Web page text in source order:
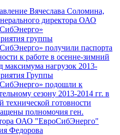
Вячеслава Соломина,
директора ОАО
группы
получили паспорта
к работе в осенне-зимний
максимума нагрузок 2013-
Группы
подошли к
сезону 2013-2014 гг. в
технической готовности
полномочия ген.
ОАО "ЕвроСибЭнерго"
Федорова